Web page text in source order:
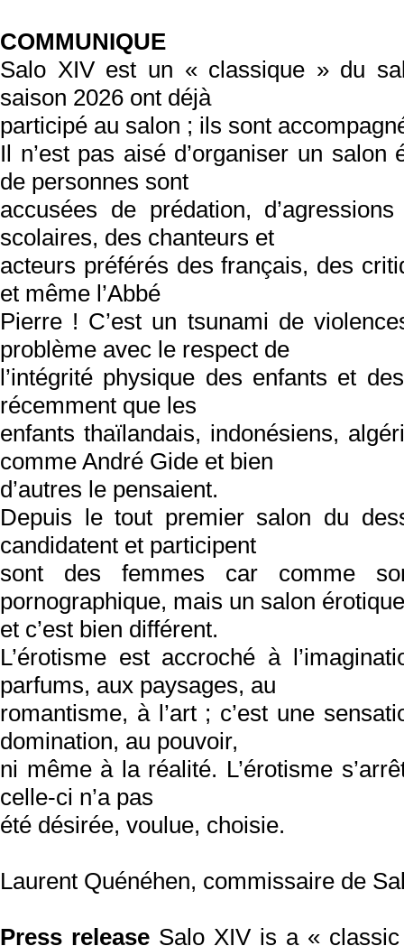
COMMUNIQUE
Salo XIV est un « classique » du
saison 2026 ont déjà
participé au salon ; ils sont
Il n’est pas aisé d’organiser un salon
de personnes sont
accusées de prédation,
scolaires, des chanteurs et
acteurs préférés des français, des
et même l’Abbé
Pierre ! C’est un tsunami de
problème avec le respect de
l’intégrité physique des enfants et
récemment que les
enfants thaïlandais, indonésiens,
comme André Gide et bien
d’autres le pensaient.
Depuis le tout premier salon du
candidatent et participent
sont des femmes car comme
pornographique, mais un salon érotique
et c’est bien différent.
L’érotisme est accroché à
parfums, aux paysages, au
romantisme, à l’art ; c’est une
domination, au pouvoir,
ni même à la réalité. L’érotisme
celle-ci n’a pas
été désirée, voulue, choisie.
Laurent Quénéhen, commissaire de
Press release Salo XIV is a «